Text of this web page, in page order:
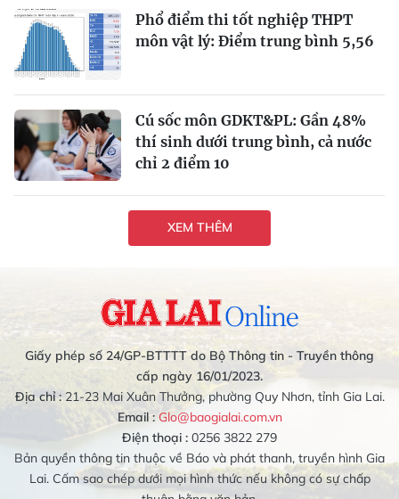
Phổ điểm thi tốt nghiệp THPT
môn vật lý: Điểm trung bình 5,56
Cú sốc môn GDKT&PL: Gần 48%
thí sinh dưới trung bình, cả nước
chỉ 2 điểm 10
XEM THÊM
Giấy phép số 24/GP-BTTTT do Bộ Thông tin - Truyền thông
cấp ngày 16/01/2023.
Địa chỉ :21-23 Mai Xuân Thưởng, phường Quy Nhơn, tỉnh Gia Lai.
Email : Glo@baogialai.com.vn
Điện thoại : 0256 3822 279
Bản quyền thông tin thuộc về Báo và phát thanh, truyền hình Gia
Lai. Cấm sao chép dưới mọi hình thức nếu không có sự chấp